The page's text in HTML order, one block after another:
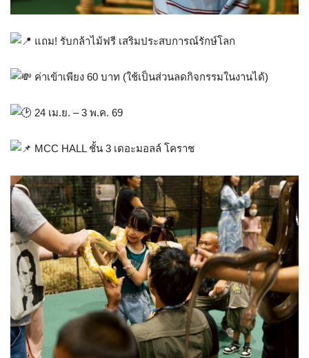
แถม! รับกล้าไม้ฟรี เสริมประสบการณ์รักษ์โลก
ค่าเข้าเพียง 60 บาท (ใช้เป็นส่วนลดกิจกรรมในงานได้)
24 เม.ย. – 3 พ.ค. 69
MCC HALL ชั้น 3 เดอะมอลล์ โคราช